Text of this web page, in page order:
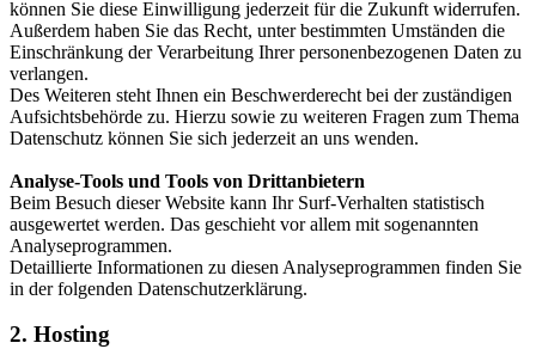
können Sie diese Einwilligung jederzeit für die Zukunft widerrufen.
Außerdem haben Sie das Recht, unter bestimmten Umständen die
Einschränkung der Verarbeitung Ihrer personenbezogenen Daten zu
verlangen.
Des Weiteren steht Ihnen ein Beschwerderecht bei der zuständigen
Aufsichtsbehörde zu. Hierzu sowie zu weiteren Fragen zum Thema
Datenschutz können Sie sich jederzeit an uns wenden.
Analyse-Tools und Tools von Drittanbietern
Beim Besuch dieser Website kann Ihr Surf-Verhalten statistisch
ausgewertet werden. Das geschieht vor allem mit sogenannten
Analyseprogrammen.
Detaillierte Informationen zu diesen Analyseprogrammen finden Sie
in der folgenden Datenschutzerklärung.
2. Hosting